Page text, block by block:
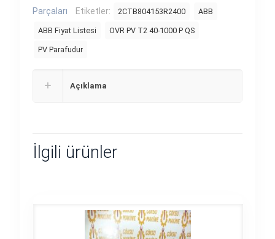
Parçaları
Etiketler: 2CTB804153R2400 ABB
ABB Fiyat Listesi OVR PV T2 40-1000 P QS
PV Parafudur
Açıklama
İlgili ürünler